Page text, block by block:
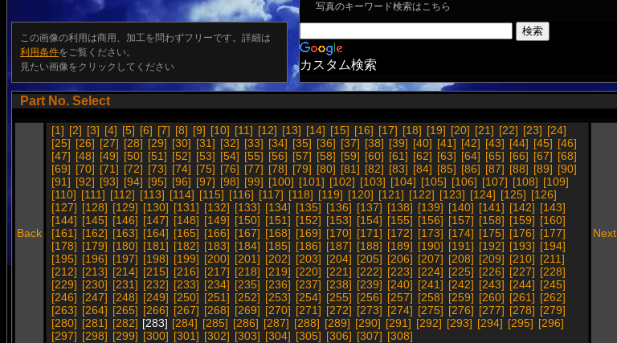
この画像の利用は商用、加工を問わずフリーです。詳細は
利用条件をご覧ください。
見たい画像をクリックしてください
写真のキーワード検索はこちら
カスタム検索
Part No. Select
Back
[1] [2] [3] [4] [5] [6] [7] [8] [9] [10] [11] [12] [13] [14] [15] [16] [17] [18] [19] [20] [21] [22] [23] [24]
[25] [26] [27] [28] [29] [30] [31] [32] [33] [34] [35] [36] [37] [38] [39] [40] [41] [42] [43] [44] [45] [46]
[47] [48] [49] [50] [51] [52] [53] [54] [55] [56] [57] [58] [59] [60] [61] [62] [63] [64] [65] [66] [67] [68]
[69] [70] [71] [72] [73] [74] [75] [76] [77] [78] [79] [80] [81] [82] [83] [84] [85] [86] [87] [88] [89] [90]
[91] [92] [93] [94] [95] [96] [97] [98] [99] [100] [101] [102] [103] [104] [105] [106] [107] [108] [109]
[110] [111] [112] [113] [114] [115] [116] [117] [118] [119] [120] [121] [122] [123] [124] [125] [126]
[127] [128] [129] [130] [131] [132] [133] [134] [135] [136] [137] [138] [139] [140] [141] [142] [143]
[144] [145] [146] [147] [148] [149] [150] [151] [152] [153] [154] [155] [156] [157] [158] [159] [160]
[161] [162] [163] [164] [165] [166] [167] [168] [169] [170] [171] [172] [173] [174] [175] [176] [177]
[178] [179] [180] [181] [182] [183] [184] [185] [186] [187] [188] [189] [190] [191] [192] [193] [194]
[195] [196] [197] [198] [199] [200] [201] [202] [203] [204] [205] [206] [207] [208] [209] [210] [211]
[212] [213] [214] [215] [216] [217] [218] [219] [220] [221] [222] [223] [224] [225] [226] [227] [228]
[229] [230] [231] [232] [233] [234] [235] [236] [237] [238] [239] [240] [241] [242] [243] [244] [245]
[246] [247] [248] [249] [250] [251] [252] [253] [254] [255] [256] [257] [258] [259] [260] [261] [262]
[263] [264] [265] [266] [267] [268] [269] [270] [271] [272] [273] [274] [275] [276] [277] [278] [279]
[280] [281] [282] [283] [284] [285] [286] [287] [288] [289] [290] [291] [292] [293] [294] [295] [296]
[297] [298] [299] [300] [301] [302] [303] [304] [305] [306] [307] [308]
Next